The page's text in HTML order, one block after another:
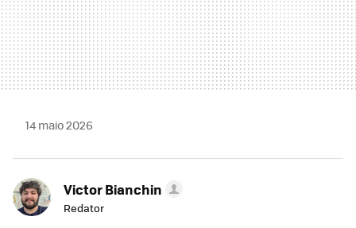
14 maio 2026
Victor Bianchin
Redator